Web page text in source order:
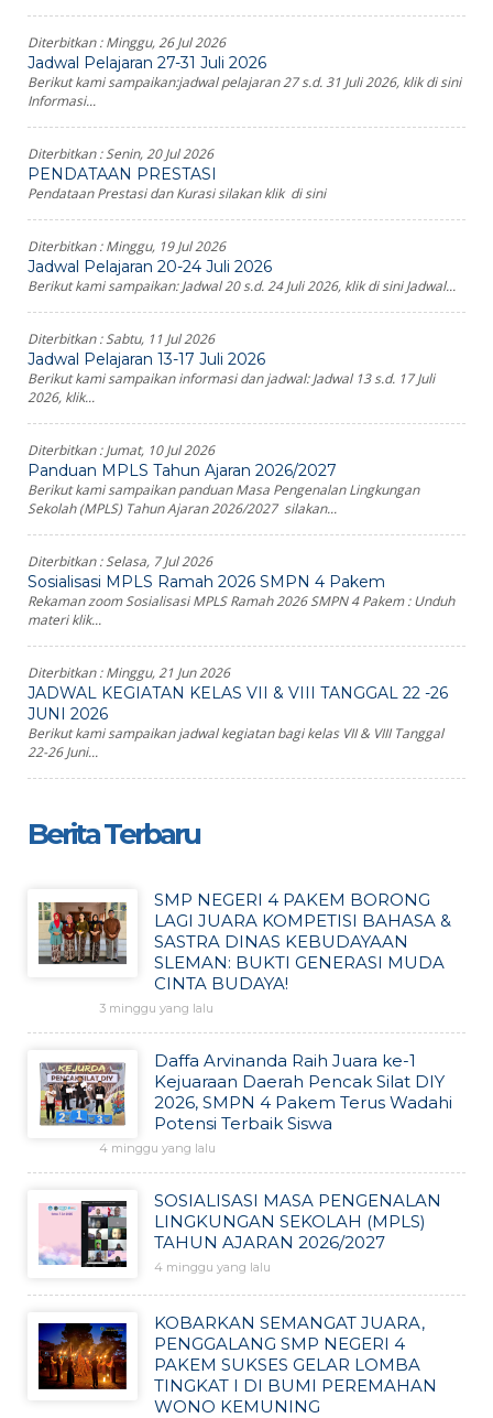
Diterbitkan :Minggu, 26 Jul 2026
Jadwal Pelajaran 27-31 Juli 2026
Berikut kami sampaikan:jadwal pelajaran 27 s.d. 31 Juli 2026, klik di sini
Informasi...
Diterbitkan :Senin, 20 Jul 2026
PENDATAAN PRESTASI
Pendataan Prestasi dan Kurasi silakan klik di sini
Diterbitkan :Minggu, 19 Jul 2026
Jadwal Pelajaran 20-24 Juli 2026
Berikut kami sampaikan: Jadwal 20 s.d. 24 Juli 2026, klik di sini Jadwal...
Diterbitkan :Sabtu, 11 Jul 2026
Jadwal Pelajaran 13-17 Juli 2026
Berikut kami sampaikan informasi dan jadwal: Jadwal 13 s.d. 17 Juli
2026, klik...
Diterbitkan :Jumat, 10 Jul 2026
Panduan MPLS Tahun Ajaran 2026/2027
Berikut kami sampaikan panduan Masa Pengenalan Lingkungan
Sekolah (MPLS) Tahun Ajaran 2026/2027 silakan...
Diterbitkan :Selasa, 7 Jul 2026
Sosialisasi MPLS Ramah 2026 SMPN 4 Pakem
Rekaman zoom Sosialisasi MPLS Ramah 2026 SMPN 4 Pakem : Unduh
materi klik...
Diterbitkan :Minggu, 21 Jun 2026
JADWAL KEGIATAN KELAS VII & VIII TANGGAL 22 -26
JUNI 2026
Berikut kami sampaikan jadwal kegiatan bagi kelas VII & VIII Tanggal
22-26 Juni...
Berita Terbaru
SMP NEGERI 4 PAKEM BORONG
LAGI JUARA KOMPETISI BAHASA &
SASTRA DINAS KEBUDAYAAN
SLEMAN: BUKTI GENERASI MUDA
CINTA BUDAYA!
3 minggu yang lalu
Daffa Arvinanda Raih Juara ke-1
Kejuaraan Daerah Pencak Silat DIY
2026, SMPN 4 Pakem Terus Wadahi
Potensi Terbaik Siswa
4 minggu yang lalu
SOSIALISASI MASA PENGENALAN
LINGKUNGAN SEKOLAH (MPLS)
TAHUN AJARAN 2026/2027
4 minggu yang lalu
KOBARKAN SEMANGAT JUARA,
PENGGALANG SMP NEGERI 4
PAKEM SUKSES GELAR LOMBA
TINGKAT I DI BUMI PEREMAHAN
WONO KEMUNING